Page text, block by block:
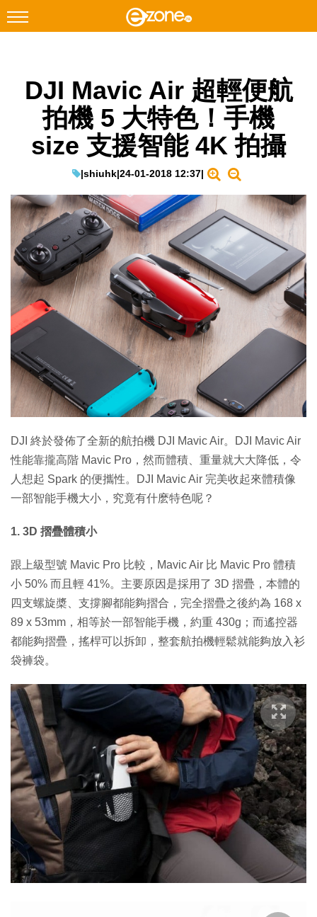
Facebook Instagram
科技焦點
網絡生活
教學評測
EduTech
IT Times
生成式AI與雲端應用
Enterprise Digital Transformation
特集
DJI Mavic Air 超輕便航
拍機 5 大特色！手機
size 支援智能 4K 拍攝
|shiuhk|24-01-2018 12:37|
DJI 終於發佈了全新的航拍機 DJI Mavic Air。DJI Mavic Air
性能靠攏高階 Mavic Pro，然而體積、重量就大大降低，令
人想起 Spark 的便攜性。DJI Mavic Air 完美收起來體積像
一部智能手機大小，究竟有什麽特色呢？
1. 3D 摺疊體積小
跟上級型號 Mavic Pro 比較，Mavic Air 比 Mavic Pro 體積
小 50% 而且輕 41%。主要原因是採用了 3D 摺疊，本體的
四支螺旋槳、支撐腳都能夠摺合，完全摺疊之後約為 168 x
89 x 53mm，相等於一部智能手機，約重 430g；而遙控器
都能夠摺疊，搖桿可以拆卸，整套航拍機輕鬆就能夠放入衫
袋褲袋。